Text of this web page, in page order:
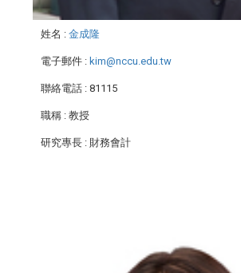
姓名 : 金成隆
電子郵件 : kim@nccu.edu.tw
聯絡電話 : 81115
職稱 : 教授
研究專長 : 財務會計